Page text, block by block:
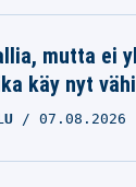
mutta ei
käy nyt
07.08.2026